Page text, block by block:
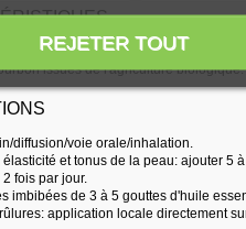
parfum, colorant ni substance
issues de l'agriculture biologique.
diffusion/voie orale/inhalation.
et tonus de la peau: ajouter 5
fois par jour.
imbibées de 3 à 5 gouttes d'huile
application locale directement
REJETER TOUT